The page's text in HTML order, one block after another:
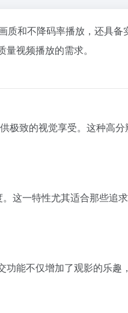
和不降码率播放，还具
视频播放的需求。
极致的视觉享受。这种高
这一特性尤其适合那些追
能不仅增加了观影的乐趣